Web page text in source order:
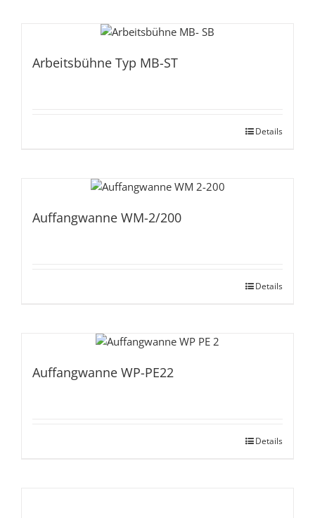
Arbeitsbühne Typ MB-ST
Details
Auffangwanne WM-2/200
Details
Auffangwanne WP-PE22
Details